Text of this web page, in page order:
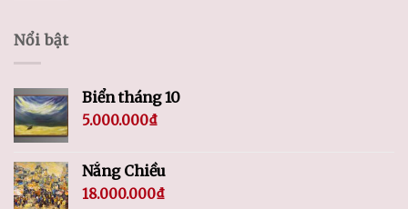
Nổi bật
Biển tháng 10
5.000.000₫
Nắng Chiều
18.000.000₫